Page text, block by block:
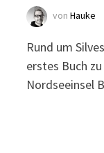
vonHauke
Rund um
erstes Buch
Nordseeinsel